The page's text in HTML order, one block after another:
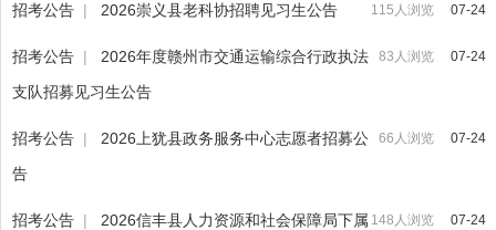
07-24
115人浏览
招考公告 | 2026崇义县老科协招聘见习生公告
07-24
83人浏览
招考公告 |
2026年度赣州市交通运输综合行政执法
支队招募见习生公告
07-24
66人浏览
招考公告 |
2026上犹县政务服务中心志愿者招募公
告
07-24
148人浏览
招考公告 |
2026信丰县人力资源和社会保障局下属